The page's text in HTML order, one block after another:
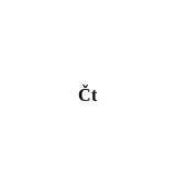
Čt